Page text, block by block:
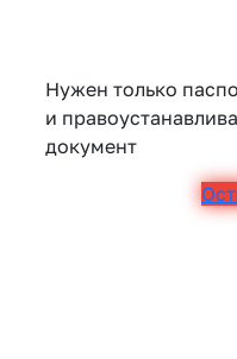
Нужен только
и
документ